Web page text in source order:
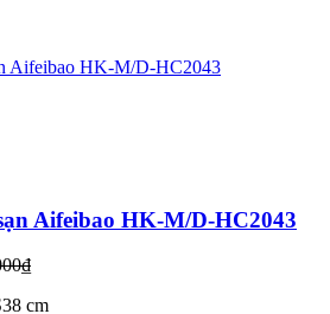
Aifeibao HK-M/D-HC2043
cm